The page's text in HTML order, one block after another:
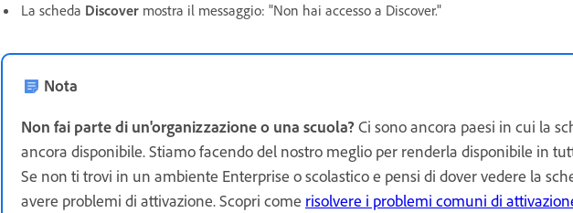
La scheda Discover mostra il messaggio: "Non hai accesso a Discover."
Nota
Non fai parte di un'organizzazione o una scuola?Ci sono ancora paesi in cui la
ancora disponibile. Stiamo facendo del nostro meglio per renderla disponibile in
Se non ti trovi in un ambiente Enterprise o scolastico e pensi di dover vedere la
avere problemi di attivazione. Scopri come risolvere i problemi comuni di